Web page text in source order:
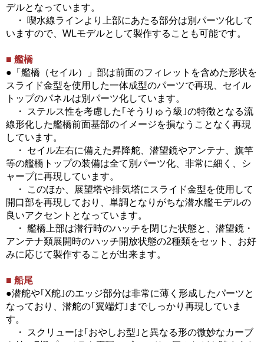
デルとなっています。
・ 喫水線ラインより上部にあたる部分は別パーツ化して
いますので、WLモデルとして製作することも可能です。
■ 艦橋
●「艦橋（セイル）」部は前面のフィレットを含めた形状を
スライド金型を使用した一体成型のパーツで再現、セイル
トップのパネルは別パーツ化しています。
・ ステルス性を考慮した｢そうりゅう級｣の特徴となる流
線形化した艦橋前面基部のイメージを損なうことなく再現
しています。
・ セイル左右に備えた昇降舵、潜望鏡やアンテナ、旗竿
等の艦橋トップの装備は全て別パーツ化、非常に細く、シ
ャープに再現しています。
・ このほか、展望塔や排気塔にスライド金型を使用して
開口部を再現しており、単調となりがちな潜水艦モデルの
良いアクセントとなっています。
・ 艦橋上部は潜行時のハッチを閉じた状態と、潜望鏡・
アンテナ類展開時のハッチ開放状態の2種類をセット、お好
みに応じて製作することが出来ます。
■ 船尾
●潜舵や｢X舵｣のエッジ部分は非常に薄く形成したパーツと
なっており、潜舵の｢翼端灯｣までしっかり再現していま
す。
・ スクリューは｢おやしお型｣と異なる形の微妙なカーブ